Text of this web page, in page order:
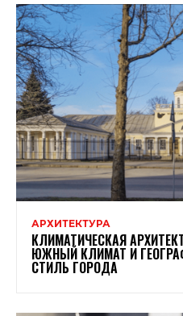
АРХИТЕКТУРА
КЛИМАТИЧЕСКАЯ
ЮЖНЫЙ КЛИМАТ И
СТИЛЬ ГОРОДА